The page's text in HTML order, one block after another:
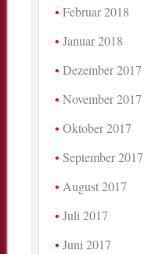
Februar 2018
Januar 2018
Dezember 2017
November 2017
Oktober 2017
September 2017
August 2017
Juli 2017
Juni 2017